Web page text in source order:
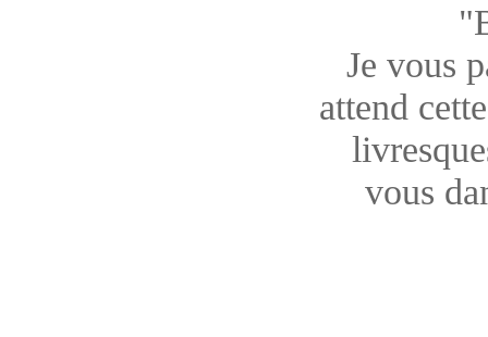
Je vous
attend
vous